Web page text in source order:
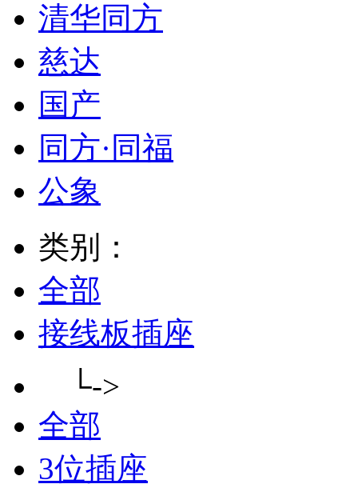
清华同方
慈达
国产
同方·同福
公象
类别：
全部
接线板插座
└->
全部
3位插座